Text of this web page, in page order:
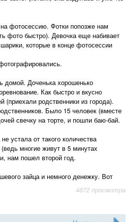
фотосессию. Фотки попозже нам
фото быстро). Девочка еще набивает
которые в конце фотосессии
домой. Доченька хорошенько
Как быстро и вкусно
(приехали родственники из города).
Было 15 человек (вместе
свечку на торте, и пошли баю-бай.
устала от такого количества
многие живут в 5 минутах
нам пошел второй год.
зайца и немного денежку. Вот
4872 просмотра